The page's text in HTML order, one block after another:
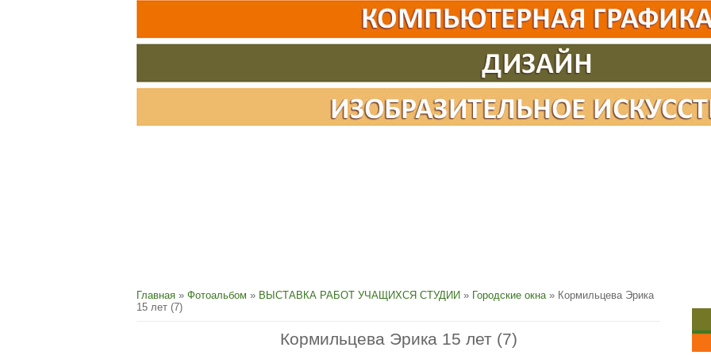
Главная » Фотоальбом » ВЫСТАВКА РАБОТ УЧАЩИХСЯ СТУДИИ » Городские окна» Кормильцева Эрика
15 лет (7)
Кормильцева Эрика 15 лет (7)